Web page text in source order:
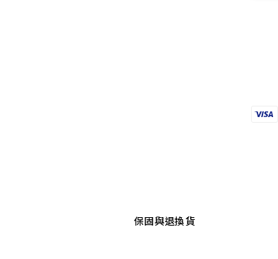
保固與退換貨